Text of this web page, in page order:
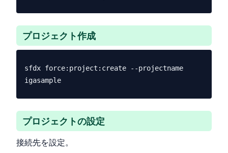
プロジェクト作成
sfdx force:project:create --projectname
プロジェクトの設定
接続先を設定。